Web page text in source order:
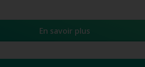
En savoir plus